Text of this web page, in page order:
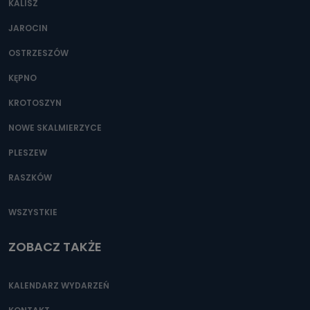
Można to zrobić pod numerem telefonu 62 735-51-05 lub
KALISZ
JAROCIN
OSTRZESZÓW
KĘPNO
KROTOSZYN
NOWE SKALMIERZYCE
PLESZEW
RASZKÓW
WSZYSTKIE
ZOBACZ TAKŻE
KALENDARZ WYDARZEŃ